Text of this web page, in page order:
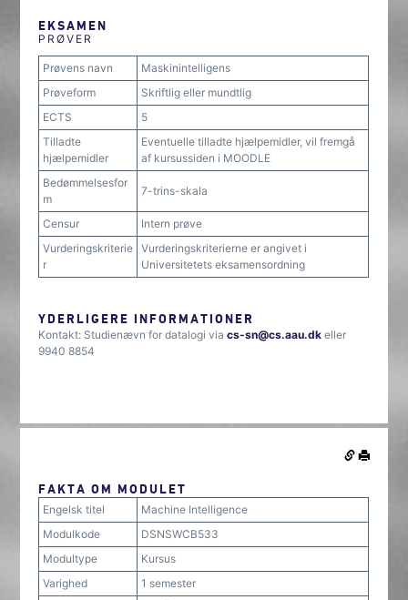
EKSAMEN
PRØVER
Prøvens navn
Maskinintelligens
Prøveform
Skriftlig eller mundtlig
ECTS
5
Tilladte
hjælpemidler
Eventuelle tilladte hjælpemidler, vil fremgå
af kursussiden i MOODLE
Bedømmelsesfor
m
7-trins-skala
Censur
Intern prøve
Vurderingskriterie
r
Vurderingskriterierne er angivet i
Universitetets eksamensordning
YDERLIGERE INFORMATIONER
Kontakt: Studienævn for datalogi viacs-sn@cs.aau.dk eller
9940 8854
FAKTA OM MODULET
Engelsk titel
Machine Intelligence
Modulkode
DSNSWCB533
Modultype
Kursus
Varighed
1 semester